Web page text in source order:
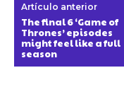
Artículo anterior
The final 6 ‘Game of
Thrones’ episodes
might feel like a full
season